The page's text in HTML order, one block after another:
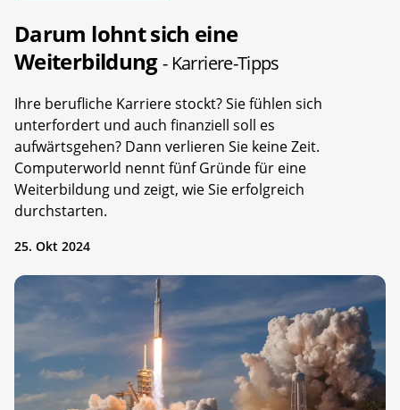
Darum lohnt sich eine
Weiterbildung- Karriere-Tipps
Ihre berufliche Karriere stockt? Sie fühlen sich
unterfordert und auch finanziell soll es
aufwärtsgehen? Dann verlieren Sie keine Zeit.
Computerworld nennt fünf Gründe für eine
Weiterbildung und zeigt, wie Sie erfolgreich
durchstarten.
25. Okt 2024